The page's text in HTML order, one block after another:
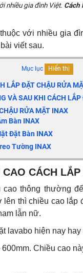
nhiều gia đình Việt. Cách
với nhiều gia
viết sau.
Mục lục Hiển thị
LẮP ĐẶT CHẬU RỬA
VÀ SAU KHI CÁCH
RỬA MẶT INAX
Bàn INAX
Đặt Bàn INAX
Tường INAX
CAO CÁCH
thông thường
thì chiều cao lắp
lẫn nữ.
lavabo hiện nay
600mm. Chiều cao